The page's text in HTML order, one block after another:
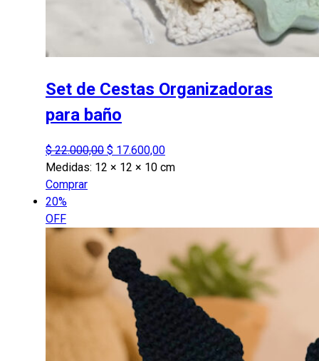
Set de Cestas Organizadoras
para baño
$22.000,00 El
precio
$ 17.600,00El
precio
Medidas: 12 × 12 × 10 cm
Comprar
20%
OFF